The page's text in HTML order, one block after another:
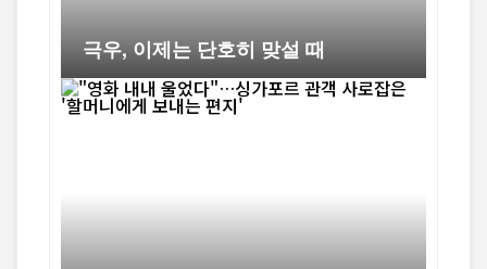
극우, 이제는 단호히 맞설 때